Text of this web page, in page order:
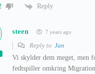
Reply
steen 7 years ago
Reply to Jan
Vi skylder dem meget, men
fedtspiller omkring